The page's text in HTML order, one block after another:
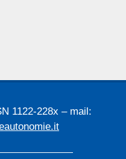
1122-228x – mail: